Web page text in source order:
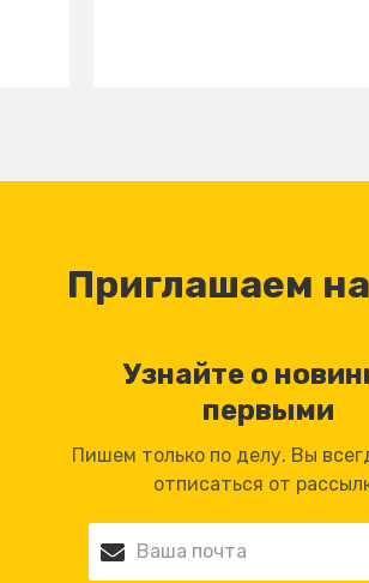
Приглашаем
Узнайте о
первыми
Пишем только по делу. Вы
отписаться от